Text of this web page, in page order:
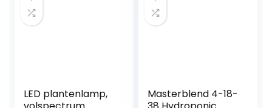
LED plantenlamp,
Masterblend 4-18-